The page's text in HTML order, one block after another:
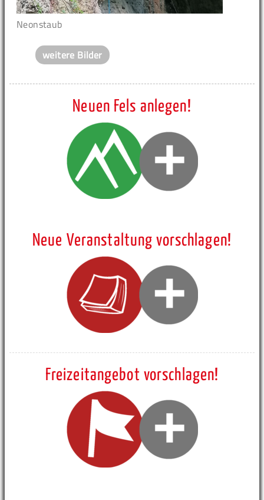
Neonstaub
weitere Bilder
Neuen Fels anlegen!
Neue Veranstaltung vorschlagen!
Freizeitangebot vorschlagen!